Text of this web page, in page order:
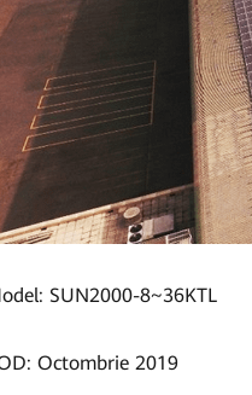
SUN2000-8~36KTL
Octombrie 2019